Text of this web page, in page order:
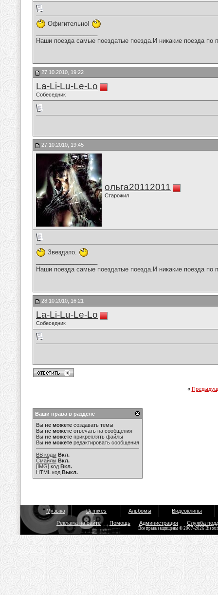
Офигительно!
Наши поезда самые поездатые поезда.И никакие поезда по
27.10.2010, 19:22
La-Li-Lu-Le-Lo
Собеседник
27.10.2010, 19:45
ольга20112011
Старожил
Звездато.
Наши поезда самые поездатые поезда.И никакие поезда по
28.10.2010, 16:21
La-Li-Lu-Le-Lo
Собеседник
«
Ваши права в разделе
Вы не можете создавать темы
Вы не можете отвечать на сообщения
Вы не можете прикреплять файлы
Вы не можете редактировать сообщения
BB коды Вкл.
Смайлы Вкл.
[IMG] код Вкл.
HTML код Выкл.
Музыка Dj mixes Альбомы Видеоклипы
Реклама на сайте Помощь Администрация Служба
Все права защищены © 2007-2026